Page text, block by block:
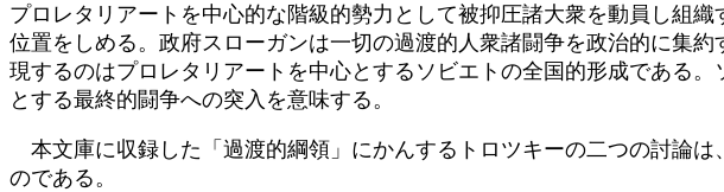
プロレタリアートを中心的な階級的勢力として被抑圧諸大衆を動員し組
位置をしめる。政府スローガンは一切の過渡的人衆諸闘争を政治的に集
現するのはプロレタリアートを中心とするソビエトの全国的形成である
とする最終的闘争への突入を意味する。
本文庫に収録した「過渡的綱領」にかんするトロツキーの二つの討論
のである。